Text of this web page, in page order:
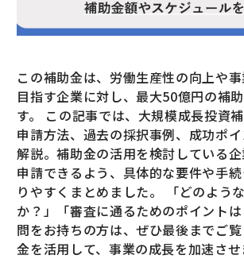
この補助金は、労働生産性の向上や
目指す企業に対し、最大50億円の補
す。 この記事では、大規模成長投資補
申請方法、過去の採択事例、成功ポ
解説。補助金の活用を検討している
申請できるよう、具体的な要件や手
りやすくまとめました。 「どのよう
か？」「審査に通るためのポイント
問をお持ちの方は、ぜひ最後までご
金を活用して、事業の成長を加速させ